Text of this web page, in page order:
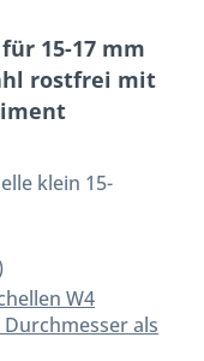
15-17 mm
rostfrei mit
klein 15-
W4
als